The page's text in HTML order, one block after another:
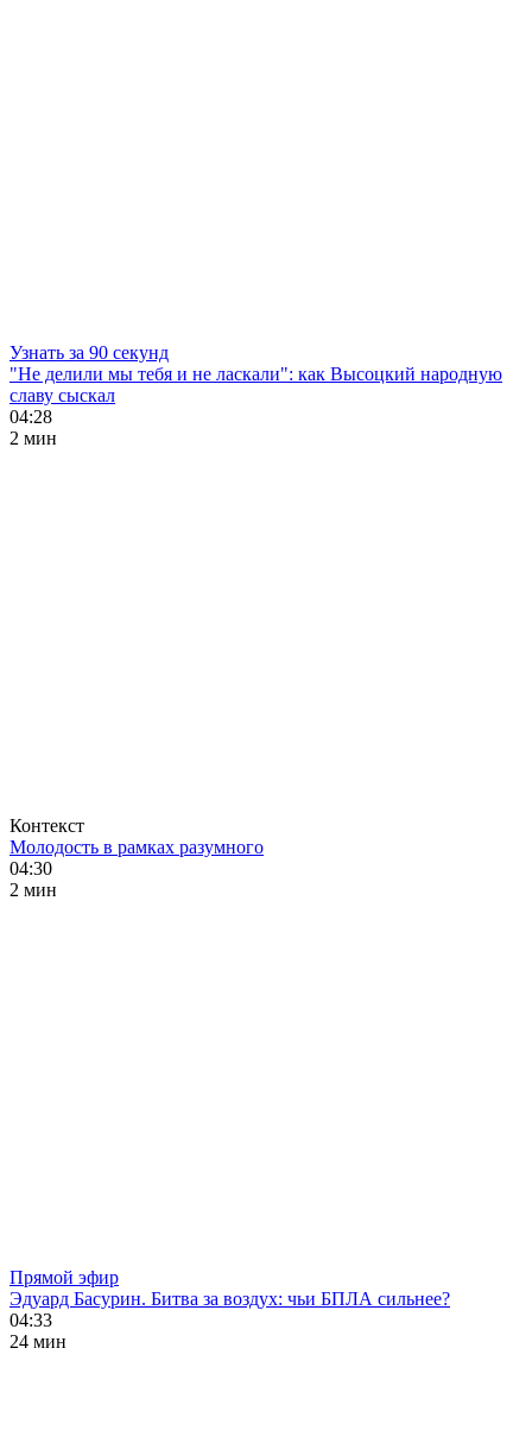
Узнать за 90 секунд
"Не делили мы тебя и не ласкали": как Высоцкий народную
славу сыскал
04:28
2 мин
Контекст
Молодость в рамках разумного
04:30
2 мин
Прямой эфир
Эдуард Басурин. Битва за воздух: чьи БПЛА сильнее?
04:33
24 мин